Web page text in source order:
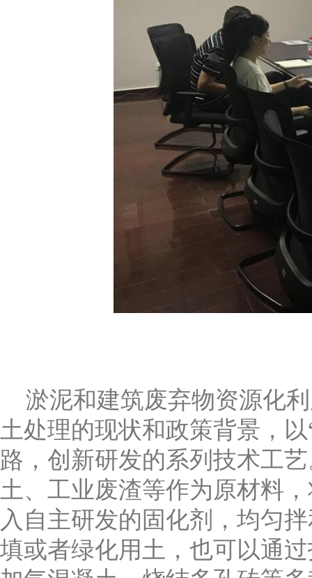
淤泥和建筑废弃物资源化
土处理的现状和政策背景，
路，创新研发的系列技术工
土、工业废渣等作为原材料
入自主研发的固化剂，均匀
填或者绿化用土，也可以通